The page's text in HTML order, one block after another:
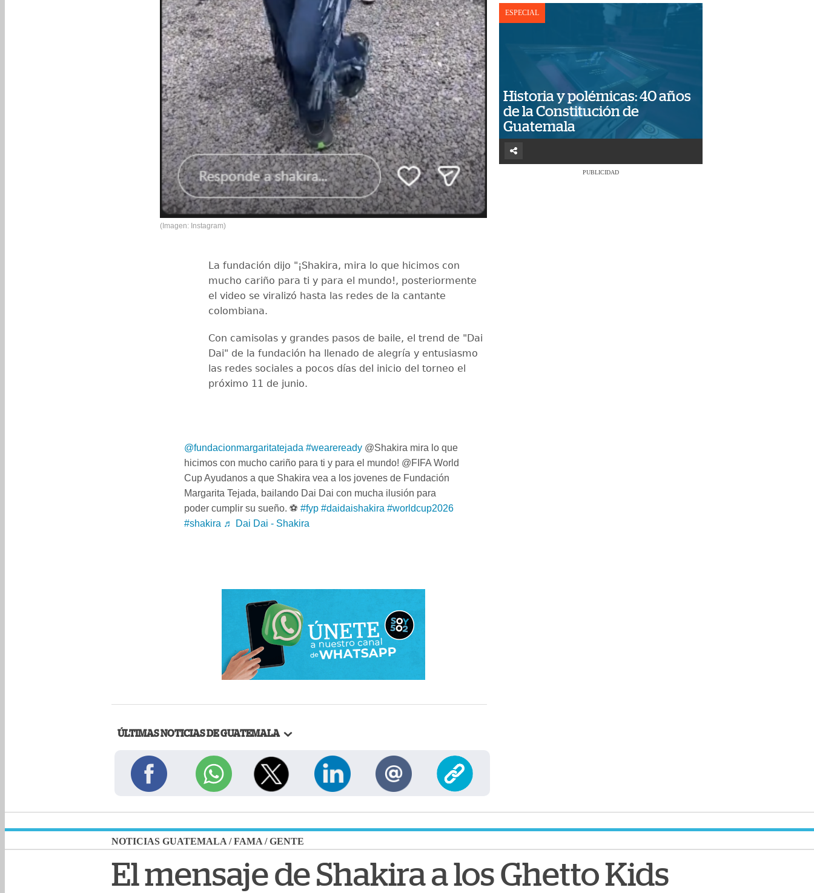
(Imagen: Instagram)
La fundación dijo "¡Shakira, mira lo que hicimos con
mucho cariño para ti y para el mundo!, posteriormente
el video se viralizó hasta las redes de la cantante
colombiana.
Con camisolas y grandes pasos de baile, el trend de "Dai
Dai" de la fundación ha llenado de alegría y entusiasmo
las redes sociales a pocos días del inicio del torneo el
próximo 11 de junio.
@fundacionmargaritatejada #weareready @Shakira mira lo que
hicimos con mucho cariño para ti y para el mundo! @FIFA World
Cup Ayudanos a que Shakira vea a los jovenes de Fundación
Margarita Tejada, bailando Dai Dai con mucha ilusión para
poder cumplir su sueño. ⚽️ #fyp #daidaishakira #worldcup2026
#shakira ♬ Dai Dai - Shakira
ÚLTIMAS NOTICIAS DE GUATEMALA
ESPECIAL
Historia y polémicas: 40 años
de la Constitución de
Guatemala
PUBLICIDAD
NOTICIAS GUATEMALA /FAMA /GENTE
El mensaje de Shakira a los Ghetto Kids